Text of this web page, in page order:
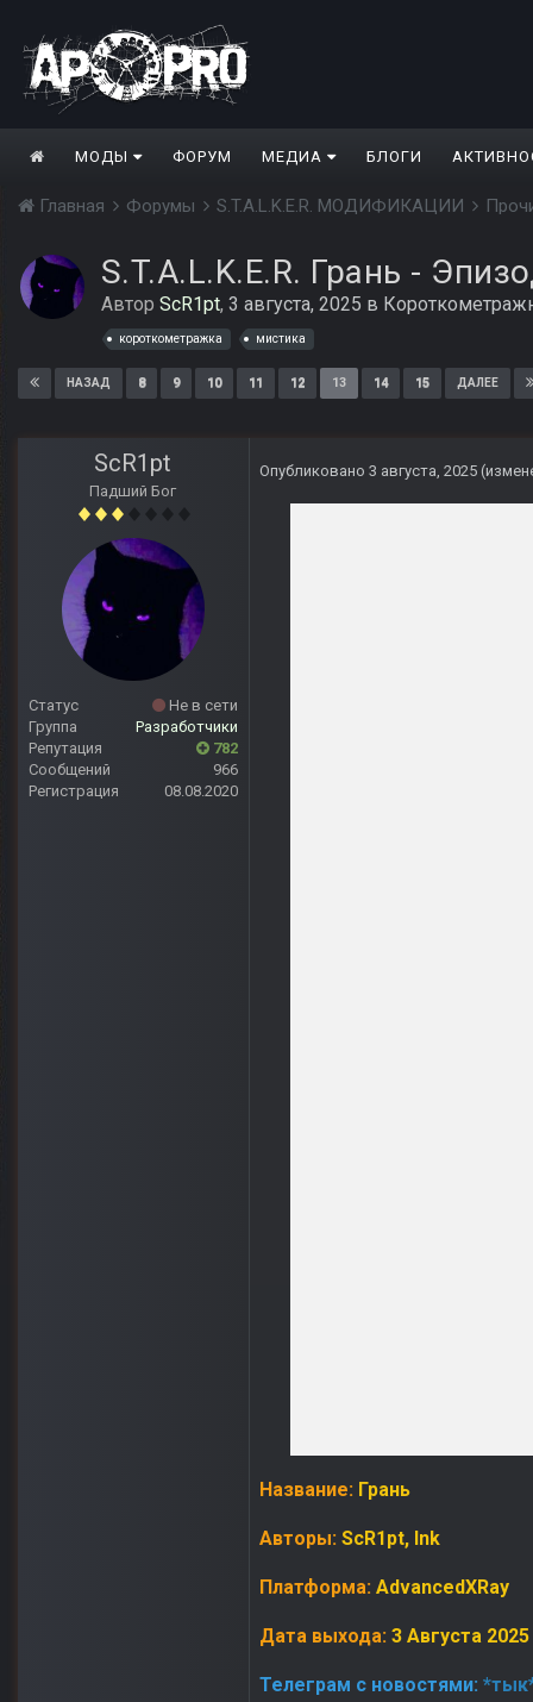
МОДЫ ФОРУМ МЕДИА БЛОГИ
Главная Форумы S.T.A.L.K.E.R. МОДИФИКАЦИИ
S.T.A.L.K.E.R. Грань -
Автор ScR1pt, 3 августа, 2025 в
короткометражка мистика
НАЗАД 8 9 10 11 12 13 14 15 ДАЛЕЕ
ScR1pt
Падший Бог
Статус
Не в сети
Группа
Разработчики
Репутация
782
Сообщений
966
Регистрация
08.08.2020
Опубликовано 3 августа, 2025
Название: Грань
Авторы: ScR1pt, Ink
Платформа: AdvancedXRay
Дата выхода: 3 Августа 2025
Телеграм с новостями: